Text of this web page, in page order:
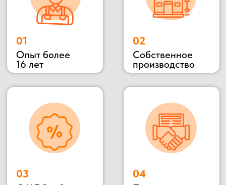
Цены от
Наша компания ООО «БОКС МОДУЛЬ»
основана в 2018 году. Мы специализируемся
на строительстве быстровозводимым зданий
«под ключ», для разного назначения: офис
продаж, штаб строительства, общежитие,
производит готовые переводные конструкции:
блок контейнеры, металлические бытовки,